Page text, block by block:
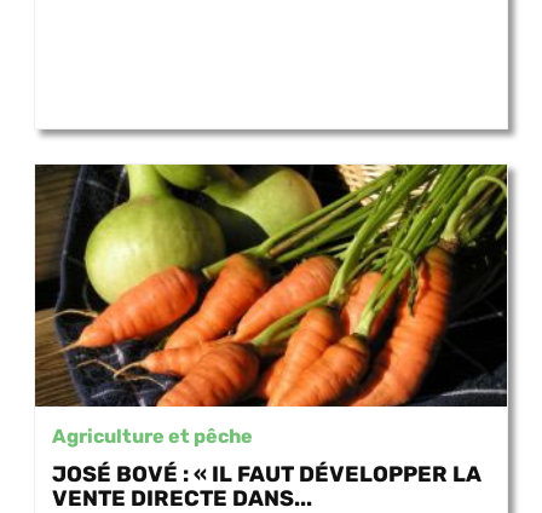
Agriculture et pêche
JOSÉ BOVÉ : « IL FAUT DÉVELOPPER LA
VENTE DIRECTE DANS...